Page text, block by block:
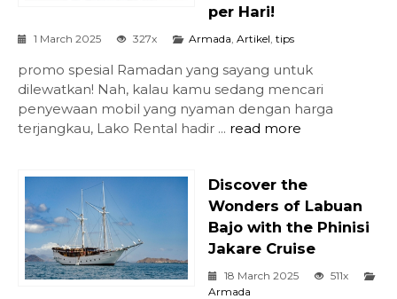
per Hari!
1 March 2025 327x Armada Artikel tips
promo spesial Ramadan yang sayang untuk
dilewatkan! Nah, kalau kamu sedang mencari
penyewaan mobil yang nyaman dengan harga
terjangkau, Lako Rental hadir ... read more
Discover the
Wonders of Labuan
Bajo with the Phinisi
Jakare Cruise
18 March 2025
511x
Armada